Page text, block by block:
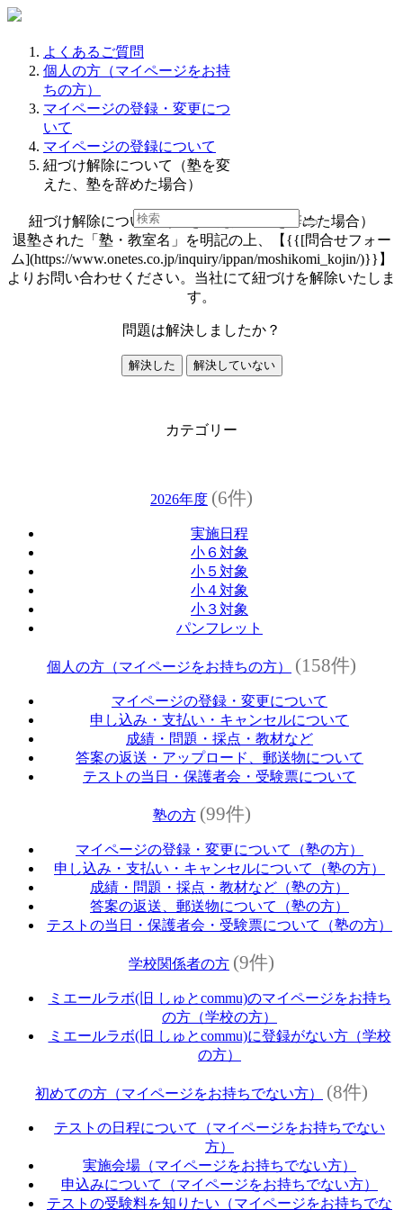
よくあるご質問
個人の方（マイページをお持
ちの方）
マイページの登録・変更につ
いて
マイページの登録について
紐づけ解除について（塾を変
えた、塾を辞めた場合）
紐づけ解除について（塾を変えた、塾を辞めた場合）
退塾された「塾・教室名」を明記の上、【{{[問合せフォー
ム](https://www.onetes.co.jp/inquiry/ippan/moshikomi_kojin/)}}】
よりお問い合わせください。当社にて紐づけを解除いたしま
す。
問題は解決しましたか？
解決した 解決していない
カテゴリー
2026年度 (6件)
実施日程
小６対象
小５対象
小４対象
小３対象
パンフレット
個人の方（マイページをお持ちの方） (158件)
マイページの登録・変更について
申し込み・支払い・キャンセルについて
成績・問題・採点・教材など
答案の返送・アップロード、郵送物について
テストの当日・保護者会・受験票について
塾の方 (99件)
マイページの登録・変更について（塾の方）
申し込み・支払い・キャンセルについて（塾の方）
成績・問題・採点・教材など（塾の方）
答案の返送、郵送物について（塾の方）
テストの当日・保護者会・受験票について（塾の方）
学校関係者の方 (9件)
ミエールラボ(旧 しゅとcommu)のマイページをお持ち
の方（学校の方）
ミエールラボ(旧 しゅとcommu)に登録がない方（学校
の方）
初めての方（マイページをお持ちでない方） (8件)
テストの日程について（マイページをお持ちでない
方）
実施会場（マイページをお持ちでない方）
申込みについて（マイページをお持ちでない方）
テストの受験料を知りたい（マイページをお持ちでな